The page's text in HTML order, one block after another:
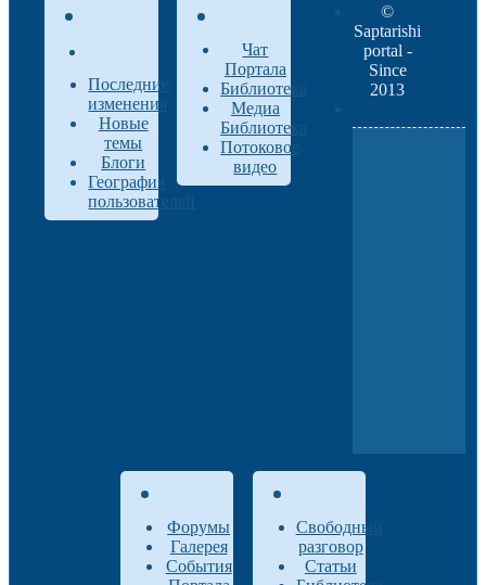
Последние
изменения
Новые
темы
Блоги
География
пользователей
Чат
Портала
Библиотека
Медиа
Библиотека
Потоковое
видео
©
Saptarishi
portal -
Since
2013
Форумы
Галерея
События
Свободный
разговор
Статьи